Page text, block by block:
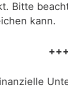
Bitte
kann.
+++